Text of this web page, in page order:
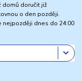
domů doručit již
o den později.
nejpozději dnes do 24:00